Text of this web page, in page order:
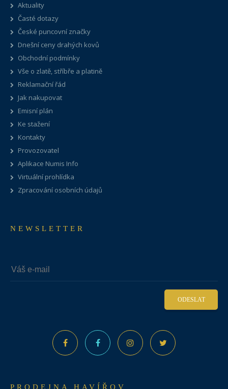
Aktuality
Časté dotazy
České puncovní značky
Dnešní ceny drahých kovů
Obchodní podmínky
Vše o zlatě, stříbře a platině
Reklamační řád
Jak nakupovat
Emisní plán
Ke stažení
Kontakty
Provozovatel
Aplikace Numis Info
Virtuální prohlídka
Zpracování osobních údajů
NEWSLETTER
ODESLAT
PRODEJNA HAVÍŘOV